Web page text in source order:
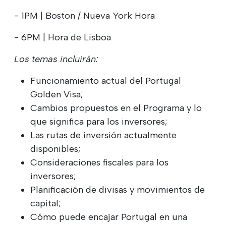
- 1PM | Boston / Nueva York Hora
- 6PM | Hora de Lisboa
Los temas incluirán:
Funcionamiento actual del Portugal
Golden Visa;
Cambios propuestos en el Programa y lo
que significa para los inversores;
Las rutas de inversión actualmente
disponibles;
Consideraciones fiscales para los
inversores;
Planificación de divisas y movimientos de
capital;
Cómo puede encajar Portugal en una